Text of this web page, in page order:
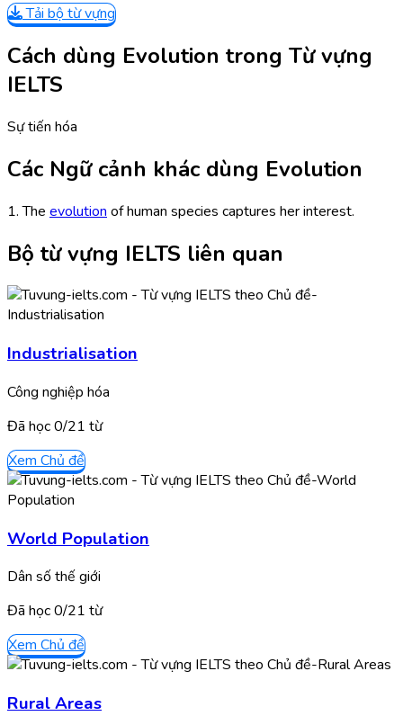
Tải bộ từ vựng
Cách dùng Evolution trong Từ vựng
IELTS
Sự tiến hóa
Các Ngữ cảnh khác dùng Evolution
1. The evolution of human species captures her interest.
Bộ từ vựng IELTS liên quan
Industrialisation
Công nghiệp hóa
Đã học0/21 từ
Xem Chủ đề
World Population
Dân số thế giới
Đã học0/21 từ
Xem Chủ đề
Rural Areas